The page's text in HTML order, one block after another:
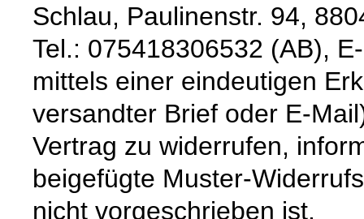
Schlau, Paulinenstr. 94,
Tel.: 075418306532 (AB),
mittels einer eindeutigen
versandter Brief oder E-
Vertrag zu widerrufen,
beigefügte Muster-
nicht vorgeschrieben ist.